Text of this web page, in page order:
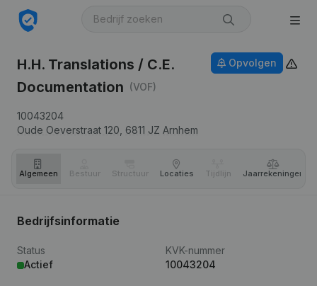
H.H. Translations / C.E.
Documentation (VOF)
10043204
Oude Oeverstraat 120, 6811 JZ Arnhem
Opvolgen
Algemeen Bestuur Structuur Locaties Tijdlijn Jaar­rekeningen
Bedrijfsinformatie
Status
Actief
KVK-nummer
10043204